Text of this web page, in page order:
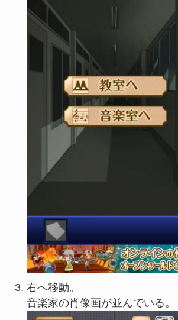
右へ移動。
音楽家の肖像画が並んでいる。